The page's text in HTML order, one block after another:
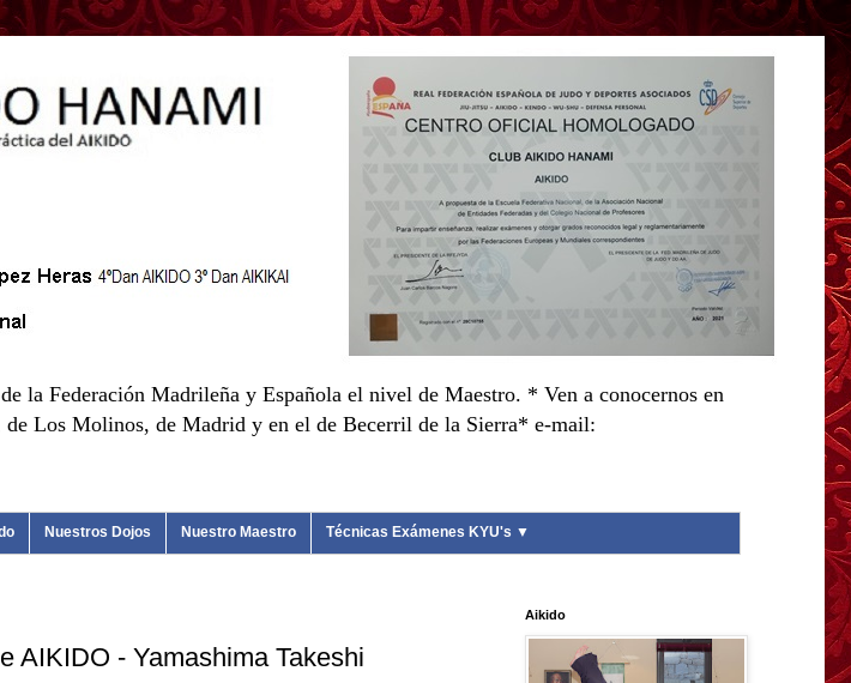
la Federación Madrileña y Española el nivel de Maestro. * Ven a conocernos en
Los Molinos, de Madrid y en el de Becerril de la Sierra* e-mail:
Nuestros Dojos Nuestro Maestro Técnicas Exámenes KYU's ▼
AIKIDO - Yamashima Takeshi
Aikido